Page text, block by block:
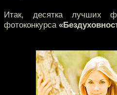
Итак, десятка лучших
фотоконкурса